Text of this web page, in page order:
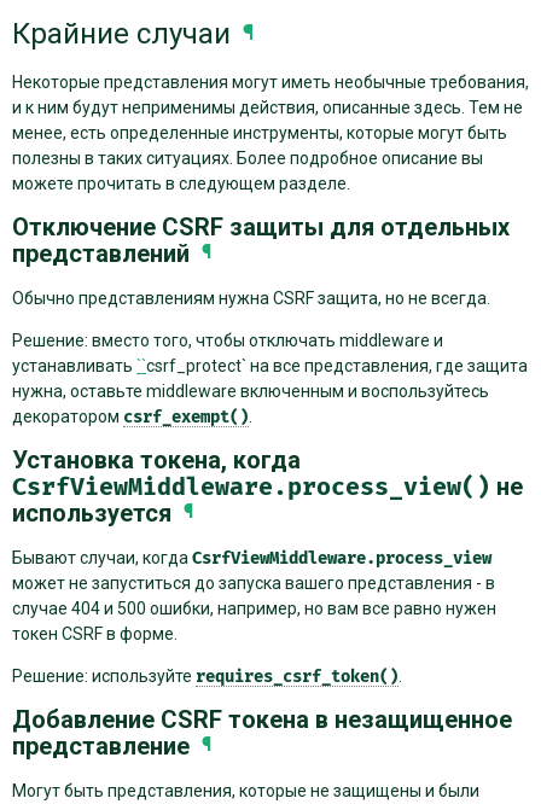
Крайние случаи ¶
Некоторые представления могут иметь необычные требования,
и к ним будут неприменимы действия, описанные здесь. Тем не
менее, есть определенные инструменты, которые могут быть
полезны в таких ситуациях. Более подробное описание вы
можете прочитать в следующем разделе.
Отключение CSRF защиты для отдельных
представлений ¶
Обычно представлениям нужна CSRF защита, но не всегда.
Решение: вместо того, чтобы отключать middleware и
устанавливать ``csrf_protect` на все представления, где защита
нужна, оставьте middleware включенным и воспользуйтесь
декоратором csrf_exempt()
Установка токена, когда
CsrfViewMiddleware.process_view() не
используется ¶
Бывают случаи, когда CsrfViewMiddleware.process_view
может не запуститься до запуска вашего представления - в
случае 404 и 500 ошибки, например, но вам все равно нужен
токен CSRF в форме.
Решение: используйте requires_csrf_token()
Добавление CSRF токена в незащищенное
представление ¶
Могут быть представления, которые не защищены и были